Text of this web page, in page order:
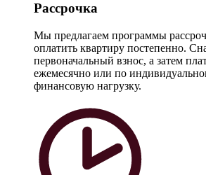
Рассрочка
Мы предлагаем программы
оплатить квартиру постепенно.
первоначальный взнос, а затем
ежемесячно или по
финансовую нагрузку.